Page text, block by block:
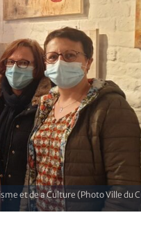
et de a Culture (Photo Ville du